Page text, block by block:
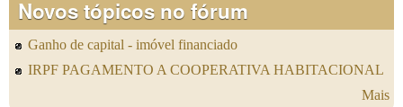
Novos tópicos no fórum
Ganho de capital - imóvel financiado
IRPF PAGAMENTO A COOPERATIVA HABITACIONAL
Mais